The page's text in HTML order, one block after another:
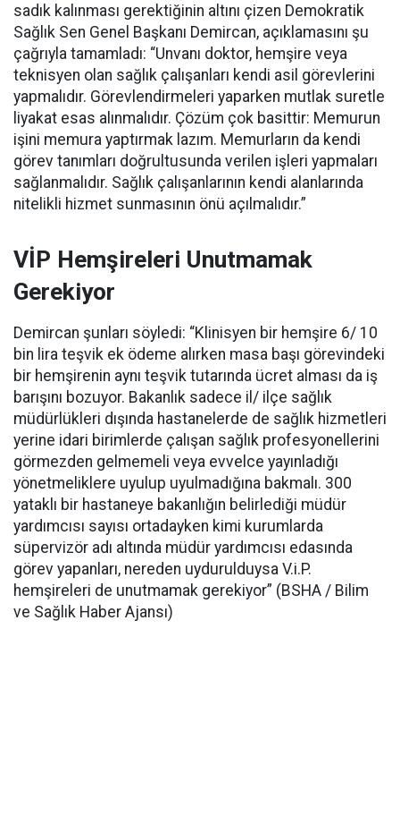
sadık kalınması gerektiğinin altını çizen Demokratik
Sağlık Sen Genel Başkanı Demircan, açıklamasını şu
çağrıyla tamamladı: “Unvanı doktor, hemşire veya
teknisyen olan sağlık çalışanları kendi asil görevlerini
yapmalıdır. Görevlendirmeleri yaparken mutlak suretle
liyakat esas alınmalıdır. Çözüm çok basittir: Memurun
işini memura yaptırmak lazım. Memurların da kendi
görev tanımları doğrultusunda verilen işleri yapmaları
sağlanmalıdır. Sağlık çalışanlarının kendi alanlarında
nitelikli hizmet sunmasının önü açılmalıdır.”
VİP Hemşireleri Unutmamak
Gerekiyor
Demircan şunları söyledi: “Klinisyen bir hemşire 6/ 10
bin lira teşvik ek ödeme alırken masa başı görevindeki
bir hemşirenin aynı teşvik tutarında ücret alması da iş
barışını bozuyor. Bakanlık sadece il/ ilçe sağlık
müdürlükleri dışında hastanelerde de sağlık hizmetleri
yerine idari birimlerde çalışan sağlık profesyonellerini
görmezden gelmemeli veya evvelce yayınladığı
yönetmeliklere uyulup uyulmadığına bakmalı. 300
yataklı bir hastaneye bakanlığın belirlediği müdür
yardımcısı sayısı ortadayken kimi kurumlarda
süpervizör adı altında müdür yardımcısı edasında
görev yapanları, nereden uydurulduysa V.i.P.
hemşireleri de unutmamak gerekiyor” (BSHA / Bilim
ve Sağlık Haber Ajansı)